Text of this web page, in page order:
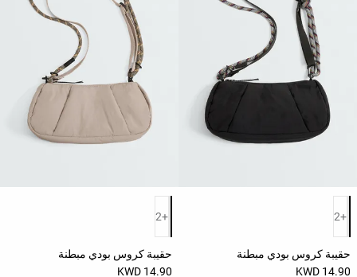
قائمة ألوان المنتج
+2
حقيبة كروس بودي مبطنة
14.90 KWD
قائمة ألوان المنتج
+2
حقيبة كروس بودي مبطنة
14.90 KWD